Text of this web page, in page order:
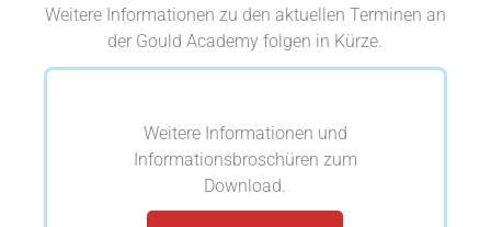
Weitere Informationen zu den aktuellen Terminen an
der Gould Academy folgen in Kürze.
Weitere Informationen und
Informationsbroschüren zum
Download.